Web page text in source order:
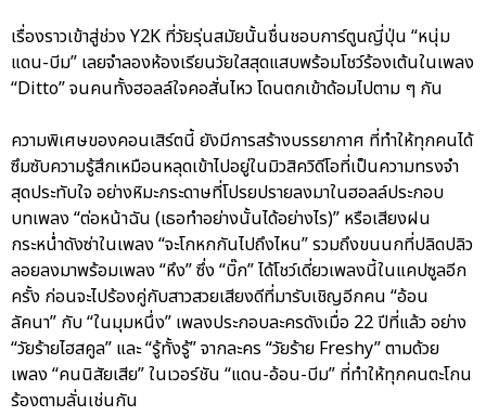
เรื่องราวเข้าสู่ช่วง Y2K ที่วัยรุ่นสมัยนั้นชื่นชอบการ์ตูนญี่ปุ่น “หนุ่ม
แดน-บีม” เลยจำลองห้องเรียนวัยใสสุดแสบพร้อมโชว์ร้องเต้นในเพลง
“Ditto” จนคนทั้งฮอลล์ใจคอสั่นไหว โดนตกเข้าด้อมไปตาม ๆ กัน
ความพิเศษของคอนเสิร์ตนี้ ยังมีการสร้างบรรยากาศ ที่ทำให้ทุกคนได้
ซึมซับความรู้สึกเหมือนหลุดเข้าไปอยู่ในมิวสิควิดีโอที่เป็นความทรงจำ
สุดประทับใจ อย่างหิมะกระดาษที่โปรยปรายลงมาในฮอลล์ประกอบ
บทเพลง “ต่อหน้าฉัน (เธอทำอย่างนั้นได้อย่างไร)” หรือเสียงฝน
กระหน่ำดังซ่าในเพลง “จะโกหกกันไปถึงไหน” รวมถึงขนนกที่ปลิดปลิว
ลอยลงมาพร้อมเพลง “หึง” ซึ่ง “บิ๊ก” ได้โชว์เดี่ยวเพลงนี้ในแคปซูลอีก
ครั้ง ก่อนจะไปร้องคู่กับสาวสวยเสียงดีที่มารับเชิญอีกคน “อ้อน
ลัคนา” กับ “ในมุมหนึ่ง” เพลงประกอบละครดังเมื่อ 22 ปีที่แล้ว อย่าง
“วัยร้ายไฮสคูล” และ “รู้ทั้งรู้” จากละคร “วัยร้าย Freshy” ตามด้วย
เพลง “คนนิสัยเสีย” ในเวอร์ชัน “แดน-อ้อน-บีม” ที่ทำให้ทุกคนตะโกน
ร้องตามลั่นเช่นกัน